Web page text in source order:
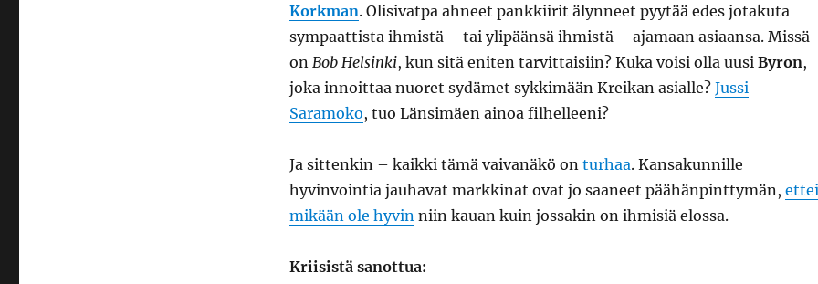
Korkman. Olisivatpa ahneet pankkiirit älynneet pyytää edes jotakuta
sympaattista ihmistä – tai ylipäänsä ihmistä – ajamaan asiaansa. Missä
on Bob Helsinki, kun sitä eniten tarvittaisiin? Kuka voisi olla uusi Byron,
joka innoittaa nuoret sydämet sykkimään Kreikan asialle? Jussi
Saramoko, tuo Länsimäen ainoa filhelleeni?
Ja sittenkin – kaikki tämä vaivanäkö on turhaa. Kansakunnille
hyvinvointia jauhavat markkinat ovat jo saaneet päähänpinttymän, ettei
mikään ole hyvin niin kauan kuin jossakin on ihmisiä elossa.
Kriisistä sanottua: